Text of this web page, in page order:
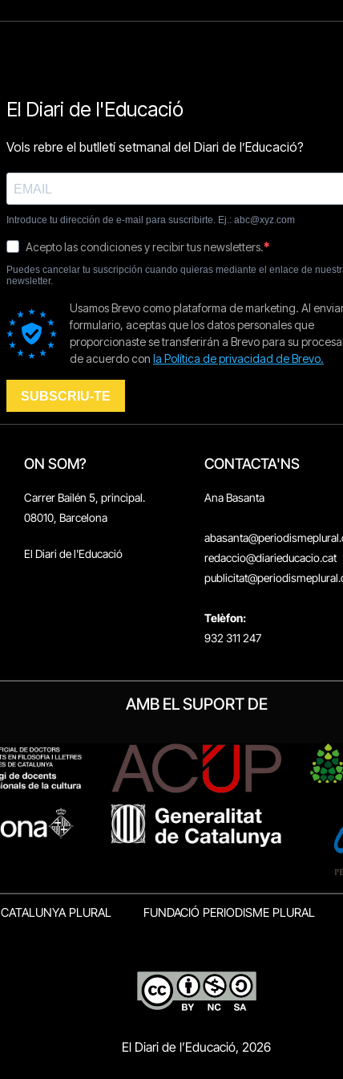
ON SOM?
Carrer Bailén 5, principal.
08010, Barcelona
El Diari de l'Educació
CONTACTA'NS
Ana Basanta
redaccio@diarieducacio.cat
Telèfon:
932 311 247
AMB EL SUPORT DE
CATALUNYA PLURAL FUNDACIÓ PERIODISME PLURAL
El Diari de l’Educació, 2026